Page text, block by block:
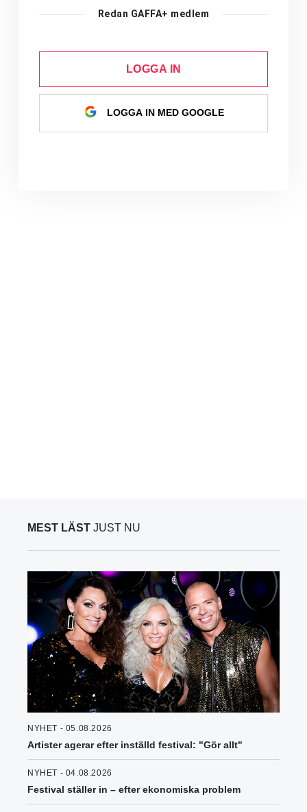
Redan GAFFA+ medlem
LOGGA IN
LOGGA IN MED GOOGLE
MEST LÄST JUST NU
NYHET - 05.08.2026
Artister agerar efter inställd festival: "Gör allt"
NYHET - 04.08.2026
Festival ställer in – efter ekonomiska problem